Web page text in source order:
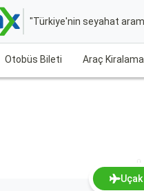
"Türkiye'nin seyahat
Otobüs Bileti Araç Kiralama